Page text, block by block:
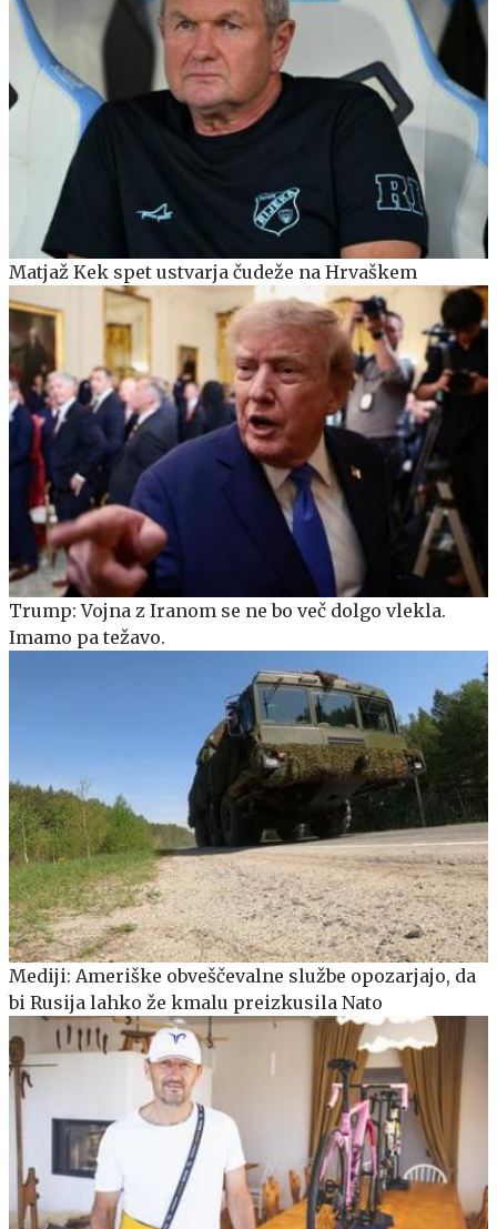
Matjaž Kek spet ustvarja čudeže na Hrvaškem
Trump: Vojna z Iranom se ne bo več dolgo vlekla.
Imamo pa težavo.
Mediji: Ameriške obveščevalne službe opozarjajo, da
bi Rusija lahko že kmalu preizkusila Nato